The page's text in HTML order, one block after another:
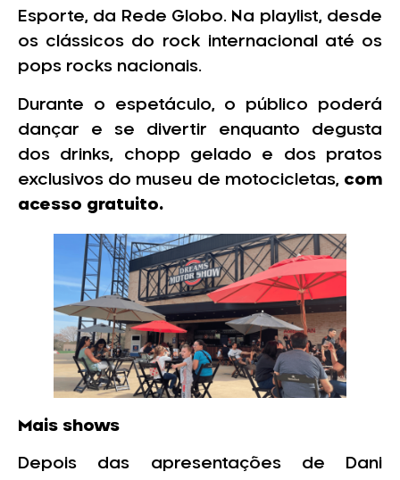
Esporte, da Rede Globo. Na playlist, desde
os clássicos do rock internacional até os
pops rocks nacionais.
Durante o espetáculo, o público poderá
dançar e se divertir enquanto degusta
dos drinks, chopp gelado e dos pratos
exclusivos do museu de motocicletas, com
acesso gratuito.
Mais shows
Depois das apresentações de Dani